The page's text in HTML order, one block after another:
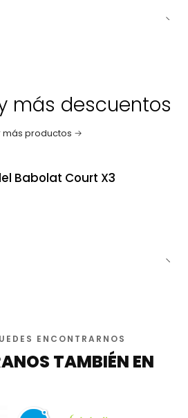
más descuentos
más productos
Babolat Court X3
ENCONTRARNOS
TAMBIÉN EN